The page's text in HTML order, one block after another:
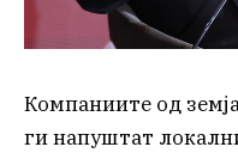
Компаниите од
ги напуштат